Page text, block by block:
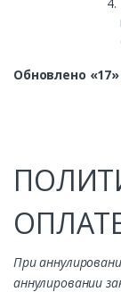
Обновлено
При
аннулировании